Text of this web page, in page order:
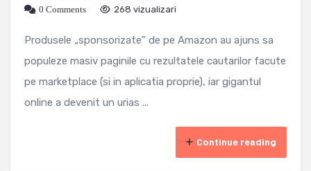
0 Comments
268 vizualizari
Produsele „sponsorizate” de pe Amazon au ajuns sa
populeze masiv paginile cu rezultatele cautarilor facute
pe marketplace (si in aplicatia proprie), iar gigantul
online a devenit un urias ...
Continue reading